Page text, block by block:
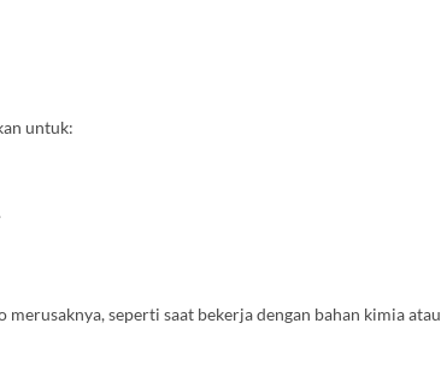
untuk:
seperti saat bekerja dengan bahan kimia atau